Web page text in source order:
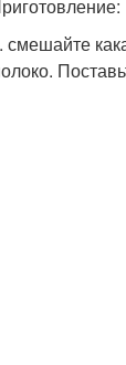
смешайте